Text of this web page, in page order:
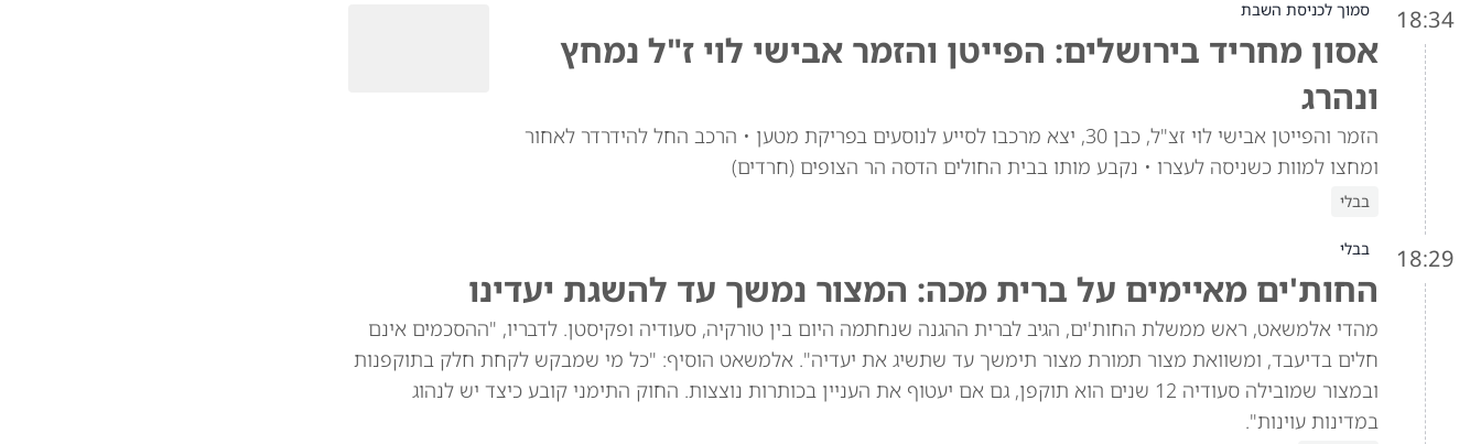
18:34 סמוך לכניסת השבת
אסון מחריד בירושלים: הפייטן והזמר אבישי לוי ז"ל נמחץ
ונהרג
הזמר והפייטן אבישי לוי זצ"ל, כבן 30, יצא מרכבו לסייע לנוסעים בפריקת מטען • הרכב החל להידרדר לאחור
ומחצו למוות כשניסה לעצרו • נקבע מותו בבית החולים הדסה הר הצופים (חרדים)
בבלי
18:29 בבלי
החות'ים מאיימים על ברית מכה: המצור נמשך עד להשגת יעדינו
מהדי אלמשאט, ראש ממשלת החות'ים, הגיב לברית ההגנה שנחתמה היום בין טורקיה, סעודיה ופקיסטן. לדבריו, "ההסכמים אינם
חלים בדיעבד, ומשוואת מצור תמורת מצור תימשך עד שתשיג את יעדיה". אלמשאט הוסיף: "כל מי שמבקש לקחת חלק בתוקפנות
ובמצור שמובילה סעודיה 12 שנים הוא תוקפן, גם אם יעטוף את העניין בכותרות נוצצות. החוק התימני קובע כיצד יש לנהוג
במדינות עוינות".